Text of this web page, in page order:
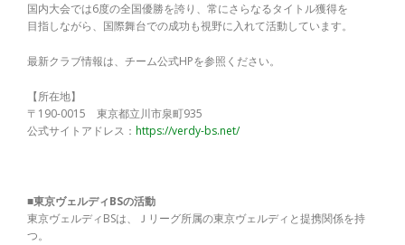
国内大会では6度の全国優勝を誇り、常にさらなるタイトル獲得を
目指しながら、国際舞台での成功も視野に入れて活動しています。
最新クラブ情報は、チーム公式HPを参照ください。
【所在地】
〒190-0015 東京都立川市泉町935
公式サイトアドレス： https://verdy-bs.net/
■東京ヴェルディBSの活動
東京ヴェルディBSは、Ｊリーグ所属の東京ヴェルディと提携関係を持
つ。